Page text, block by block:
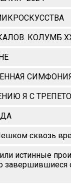
КОЛУМБ
Я С
сквозь
истинные
завершившиеся